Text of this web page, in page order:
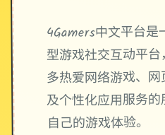
4Gamers中文平台
型游戏社交互动平
多热爱网络游戏、
及个性化应用服务
自己的游戏体验。